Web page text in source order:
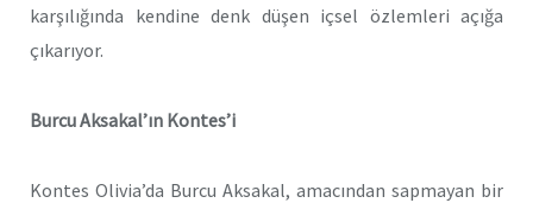
karşılığında kendine denk düşen içsel özlemleri açığa
çıkarıyor.
Burcu Aksakal’ın Kontes’i
Kontes Olivia’da Burcu Aksakal, amacından sapmayan bir